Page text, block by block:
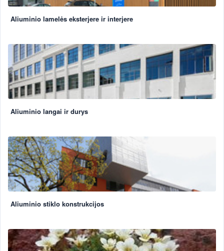
Aliuminio lamelės eksterjere ir interjere
Aliuminio langai ir durys
Aliuminio stiklo konstrukcijos